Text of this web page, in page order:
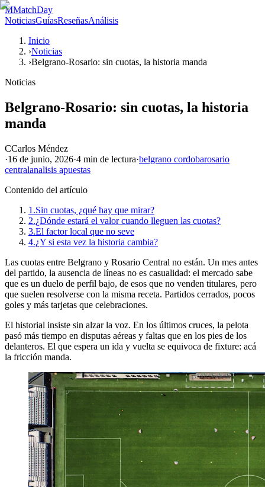
MMatchDay
NoticiasGuíasReseñasAnálisis
Inicio
›Noticias
›Belgrano-Rosario: sin cuotas, la historia manda
Noticias
Belgrano-Rosario: sin cuotas, la historia
manda
CCarlos Méndez
·16 de junio, 2026·4 min de lectura·belgrano cordobarosario
centralanalisis apuestas
Contenido del artículo
1.Sin cuotas, ¿qué hay que mirar?
2.¿Dónde estará el valor cuando lleguen las cuotas?
3.El factor local que no seve
4.¿Y si esta vez la historia cambia?
Las cuotas entre Belgrano y Rosario Central no están. Un mes antes
del partido, la ausencia de líneas no es casualidad: el mercado sabe
que es un duelo de perfil bajo, de esos que no venden titulares, pero
que suelen resolverse con la misma receta. Partidos cerrados, pocos
goles y más tarjetas que celebraciones.
El historial insiste sin alzar la voz. En los últimos cruces, la pelota
pasó más tiempo en disputas aéreas y faltas que en los pies de los
delanteros. El que espera un ida y vuelta se equivoca de fixture: acá
la fricción manda.